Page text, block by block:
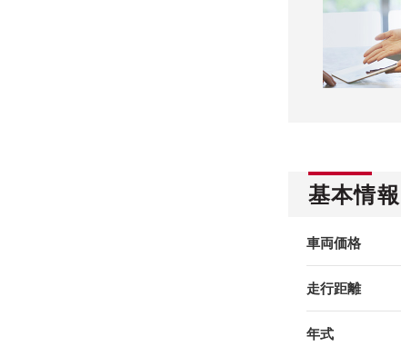
基本情報
車両価格
走行距離
年式